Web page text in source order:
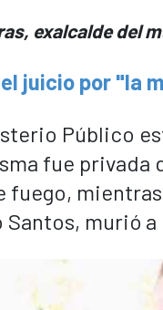
exalcalde del
juicio por "la
Público
fue
fuego,
murió